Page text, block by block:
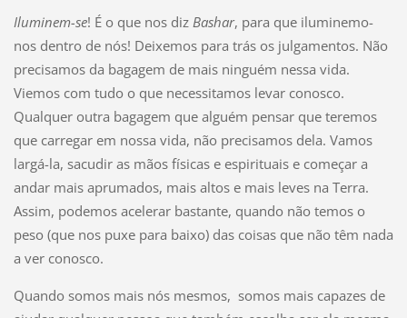
Iluminem-se! É o que nos diz Bashar, para que iluminemo-
nos dentro de nós! Deixemos para trás os julgamentos. Não
precisamos da bagagem de mais ninguém nessa vida.
Viemos com tudo o que necessitamos levar conosco.
Qualquer outra bagagem que alguém pensar que teremos
que carregar em nossa vida, não precisamos dela. Vamos
largá-la, sacudir as mãos físicas e espirituais e começar a
andar mais aprumados, mais altos e mais leves na Terra.
Assim, podemos acelerar bastante, quando não temos o
peso (que nos puxe para baixo) das coisas que não têm nada
a ver conosco.
Quando somos mais nós mesmos, somos mais capazes de